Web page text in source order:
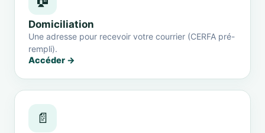
Domiciliation
Une adresse pour recevoir votre courrier (CERFA pré-
rempli).
Accéder →
📄